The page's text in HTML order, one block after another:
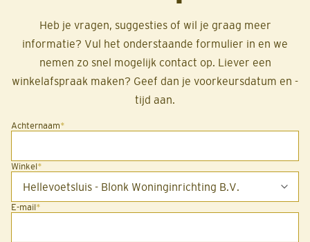
Heb je vragen, suggesties of wil je graag meer
informatie? Vul het onderstaande formulier in en we
nemen zo snel mogelijk contact op. Liever een
winkelafspraak maken? Geef dan je voorkeursdatum en -
tijd aan.
Achternaam*
Winkel*
E-mail*